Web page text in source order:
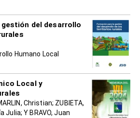
del desarrollo
Humano Local
Local y
Christian; ZUBIETA,
Julia; Y BRAVO, Juan